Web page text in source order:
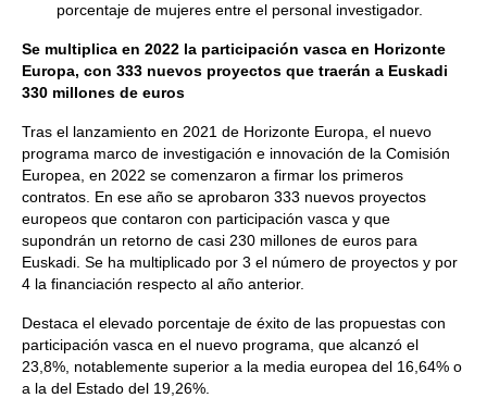
porcentaje de mujeres entre el personal investigador.
Se multiplica en 2022 la participación vasca en Horizonte
Europa, con 333 nuevos proyectos que traerán a Euskadi
330 millones de euros
Tras el lanzamiento en 2021 de Horizonte Europa, el nuevo
programa marco de investigación e innovación de la Comisión
Europea, en 2022 se comenzaron a firmar los primeros
contratos. En ese año se aprobaron 333 nuevos proyectos
europeos que contaron con participación vasca y que
supondrán un retorno de casi 230 millones de euros para
Euskadi. Se ha multiplicado por 3 el número de proyectos y por
4 la financiación respecto al año anterior.
Destaca el elevado porcentaje de éxito de las propuestas con
participación vasca en el nuevo programa, que alcanzó el
23,8%, notablemente superior a la media europea del 16,64% o
a la del Estado del 19,26%.